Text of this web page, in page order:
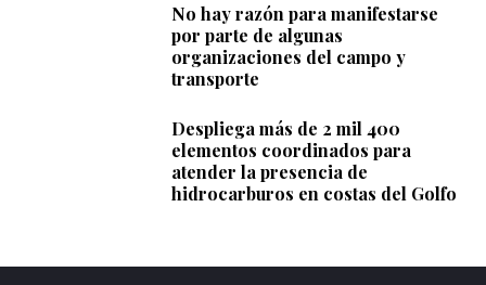
No hay razón para manifestarse
por parte de algunas
organizaciones del campo y
transporte
Despliega más de 2 mil 400
elementos coordinados para
atender la presencia de
hidrocarburos en costas del Golfo